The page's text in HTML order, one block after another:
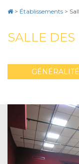
> Établissements >
SALLE DES